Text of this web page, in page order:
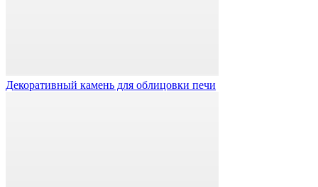
Декоративный камень для облицовки печи